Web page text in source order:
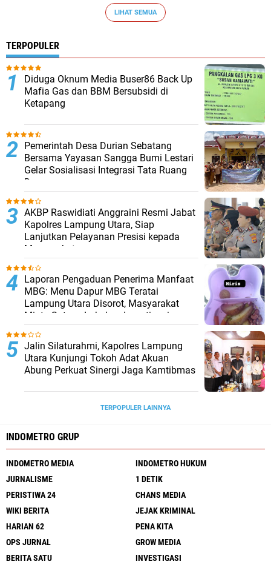
LIHAT SEMUA
TERPOPULER
Diduga Oknum Media Buser86 Back Up
Mafia Gas dan BBM Bersubsidi di
Ketapang
Pemerintah Desa Durian Sebatang
Bersama Yayasan Sangga Bumi Lestari
Gelar Sosialisasi Integrasi Tata Ruang
Desa
AKBP Raswidiati Anggraini Resmi Jabat
Kapolres Lampung Utara, Siap
Lanjutkan Pelayanan Presisi kepada
Masyarakat
Laporan Pengaduan Penerima Manfaat
MBG: Menu Dapur MBG Teratai
Lampung Utara Disorot, Masyarakat
Minta Satgas Lakukan Investigasi
Jalin Silaturahmi, Kapolres Lampung
Utara Kunjungi Tokoh Adat Akuan
Abung Perkuat Sinergi Jaga Kamtibmas
TERPOPULER LAINNYA
INDOMETRO GRUP
INDOMETRO MEDIA
INDOMETRO HUKUM
JURNALISME
1 DETIK
PERISTIWA 24
CHANS MEDIA
WIKI BERITA
JEJAK KRIMINAL
HARIAN 62
PENA KITA
OPS JURNAL
GROW MEDIA
BERITA SATU
INVESTIGASI